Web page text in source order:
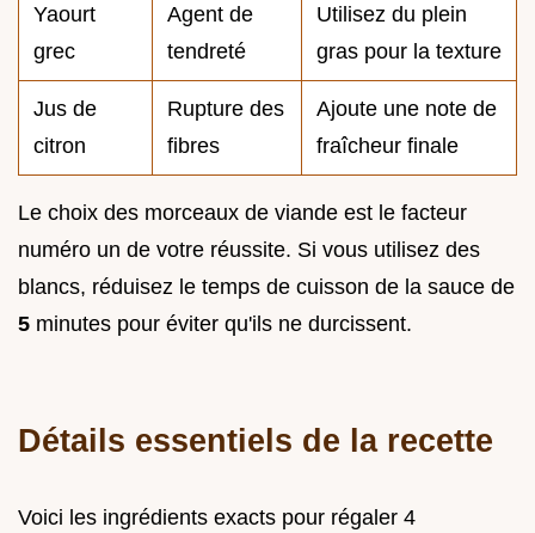
Yaourt
grec
Agent de
tendreté
Utilisez du plein
gras pour la texture
Jus de
citron
Rupture des
fibres
Ajoute une note de
fraîcheur finale
Le choix des morceaux de viande est le facteur
numéro un de votre réussite. Si vous utilisez des
blancs, réduisez le temps de cuisson de la sauce de
5 minutes pour éviter qu'ils ne durcissent.
Détails essentiels de la recette
Voici les ingrédients exacts pour régaler 4